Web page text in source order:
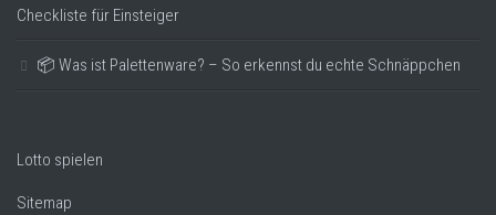
Checkliste für Einsteiger
📦 Was ist Palettenware? – So erkennst du echte Schnäppchen
Lotto spielen
Sitemap